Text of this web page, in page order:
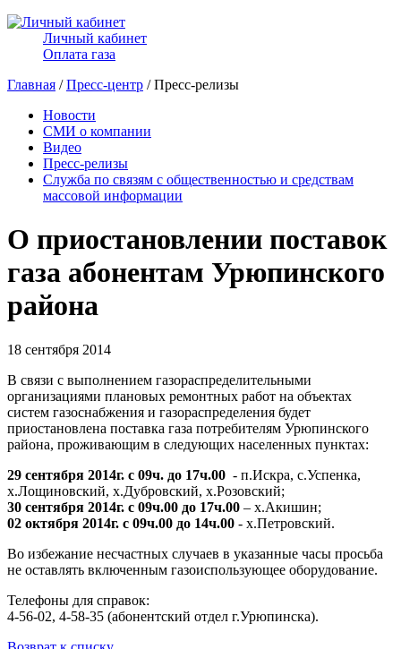
Личный кабинет
Оплата газа
Главная /Пресс-центр / Пресс-релизы
Новости
СМИ о компании
Видео
Пресс-релизы
Служба по связям с общественностью и средствам
массовой информации
О приостановлении поставок
газа абонентам Урюпинского
района
18 сентября 2014
В связи с выполнением газораспределительными
организациями плановых ремонтных работ на объектах
систем газоснабжения и газораспределения будет
приостановлена поставка газа потребителям Урюпинского
района, проживающим в следующих населенных пунктах:
29 сентября 2014г. с 09ч. до 17ч.00 - п.Искра, с.Успенка,
х.Лощиновский, х.Дубровский, х.Розовский;
30 сентября 2014г. с 09ч.00 до 17ч.00 – х.Акишин;
02 октября 2014г. с 09ч.00 до 14ч.00 - х.Петровский.
Во избежание несчастных случаев в указанные часы просьба
не оставлять включенным газоиспользующее оборудование.
Телефоны для справок:
4-56-02, 4-58-35 (абонентский отдел г.Урюпинска).